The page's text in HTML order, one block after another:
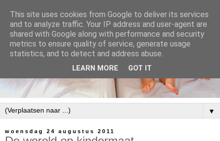
▼
woensdag 24 augustus 2011
This site uses cookies from Google to deliver its services
and to analyze traffic. Your IP address and user-agent are
shared with Google along with performance and security
metrics to ensure quality of service, generate usage
statistics, and to detect and address abuse.
LEARN MORE GOT IT